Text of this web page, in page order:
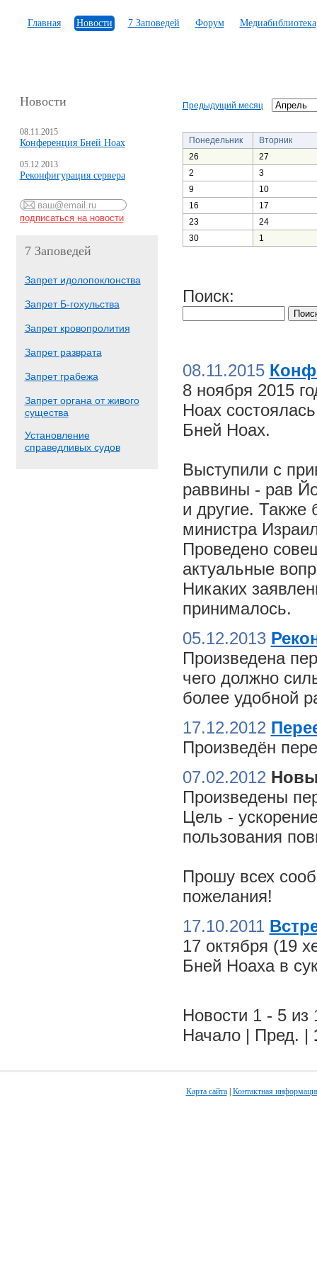
Главная Новости 7 Заповедей Форум Медиабиблиотека
Новости
08.11.2015
Конференция Бней Ноах
05.12.2013
Реконфигурация сервера
7 Заповедей
Запрет идолопоклонства
Запрет Б-гохульства
Запрет кровопролития
Запрет разврата
Запрет грабежа
Запрет органа от живого
существа
Установление
справедливых судов
Предыдущий месяц
Понедельник
Вторник
26
27
2
3
9
10
16
17
23
24
30
1
Поиск:
08.11.2015
8 ноября 2015
Ноах
Бней Ноах.
Выступили с
раввины - рав
и другие. Также
министра
Проведено
актуальные
Никаких
принималось.
05.12.2013
Произведена
чего должно
более удобной
17.12.2012
Произведён
07.02.2012
Произведены
Цель -
пользования
Прошу всех
пожелания!
17.10.2011
17 октября (19
Бней Ноаха в
Новости 1 - 5 из
Начало | Пред. |
Карта сайта| Контактная